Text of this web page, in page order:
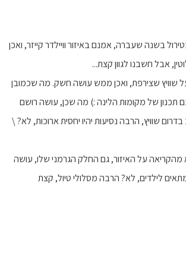
בשנה שעברה, אמנם באיזור וויילדר קייזר, ואכן
אבל חשבנו לגוון קצת...
שוויץ שצירפת, ואכן ממש עושה חשק. מה שכמובן
תכנון של מקומות הלינה :) מה שכן, עושה רושם
שוויץ, הרבה נסיעות יהיו יחסית ארוכות, לא? \
מהקריאה על האיזור, גם החלק הגרמני שלו, עושה
לילדים, לא? הרבה מסלולי טיול, קצת